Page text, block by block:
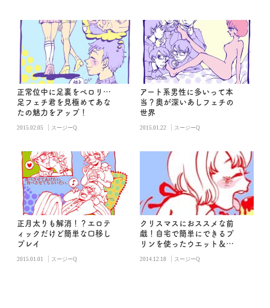
正常位中に足裏をペロリ…
足フェチ君を見極めてあな
たの魅力をアップ！
2015.02.05 | スージーQ
アート系男性に多いって本
当？奥が深いあしフェチの
世界
2015.01.22 | スージーQ
正月太りも解消！？エロテ
ィックだけど簡単な口移し
プレイ
2015.01.01 | スージーQ
クリスマスにおススメな前
戯！自宅で簡単にできるプ
リンを使ったウエット＆メ
ッシープレイ
2014.12.18 | スージーQ